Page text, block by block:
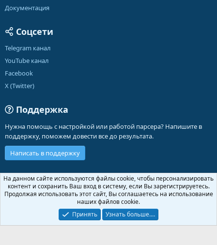
Документация
Соцсети
Telegram канал
YouTube канал
Facebook
X (Twitter)
Поддержка
Нужна помощь с настройкой или работой парсера? Напишите в
поддержку, поможем довести все до результата.
Написать в поддержку
Russian (RU)
Обратная связь
Условия и правила
Политика конфиденциальности
Помощь
Community platform by XenForo ® © 2010-2026 XenForo Ltd.
На данном сайте используются файлы cookie, чтобы персонализировать
контент и сохранить Ваш вход в систему, если Вы зарегистрируетесь.
Продолжая использовать этот сайт, Вы соглашаетесь на использование
наших файлов cookie.
Принять
Узнать больше.…